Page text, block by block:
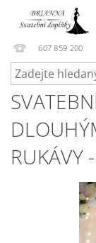
607 859 200
RUKÁVY